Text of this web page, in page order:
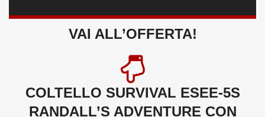
VAI ALL’OFFERTA!
COLTELLO SURVIVAL ESEE-5S
RANDALL’S ADVENTURE CON